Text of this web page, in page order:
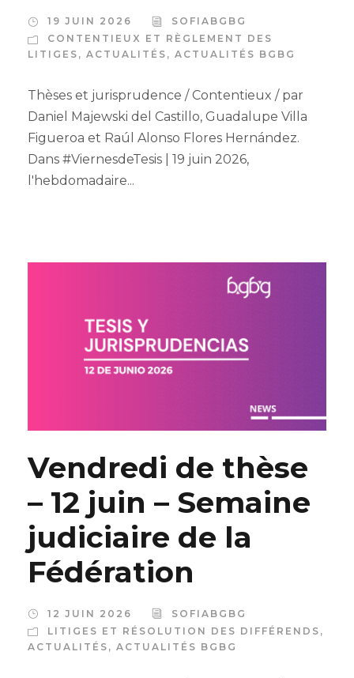
19 JUIN 2026
SOFIABGBG
CONTENTIEUX ET RÈGLEMENT DES
LITIGES , ACTUALITÉS , ACTUALITÉS BGBG
Thèses et jurisprudence / Contentieux / par
Daniel Majewski del Castillo, Guadalupe Villa
Figueroa et Raúl Alonso Flores Hernández.
Dans #ViernesdeTesis | 19 juin 2026,
l'hebdomadaire...
Vendredi de thèse
– 12 juin – Semaine
judiciaire de la
Fédération
12 JUIN 2026
SOFIABGBG
LITIGES ET RÉSOLUTION DES DIFFÉRENDS ,
ACTUALITÉS , ACTUALITÉS BGBG